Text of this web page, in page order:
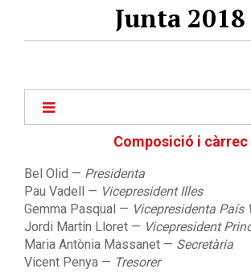
Junta 2018
navigation
Composició i càrrec
Bel Olid — Presidenta
Pau Vadell — Vicepresident Illes
Gemma Pasqual — Vicepresidenta País
Jordi Martín Lloret — Vicepresident
Maria Antònia Massanet — Secretària
Vicent Penya — Tresorer